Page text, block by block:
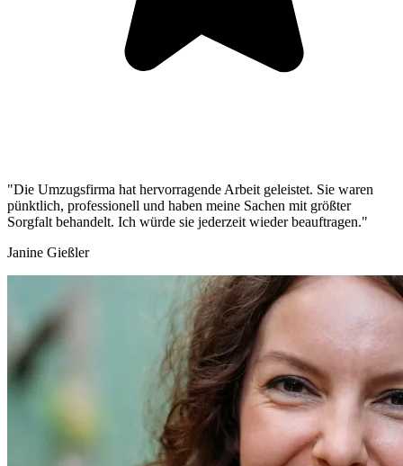
"Die Umzugsfirma hat hervorragende Arbeit geleistet. Sie waren
pünktlich, professionell und haben meine Sachen mit größter
Sorgfalt behandelt. Ich würde sie jederzeit wieder beauftragen."
Janine Gießler